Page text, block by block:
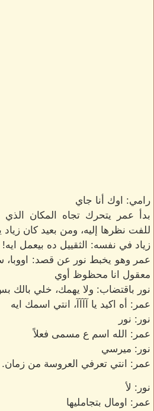
رامي: اوك أنا جاي
بدأ عمر يتحرك تجاه المكان
للفت نظرها إليه، ومن بعيد كان
زياد في نفسه: الثقييل ده بيعمل
عمر وهو يخبط نور عن قصد: اووبا،
معقول انا محظوظ أوي
نور باقتضاب: ولا يهمك، خلي بالك
عمر: أه اكيد يا آآآآ، انتي اسمك ايه
نور: نور
عمر: الله اسم ع مسمى فعلاً
نور: ميرسي
عمر: انتي تعرفي العروسة من زمان.
نور: لأ
عمر: اومال بتجامليها